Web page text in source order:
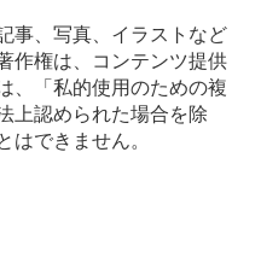
事、写真、イラストなど
作権は、コンテンツ提供
、「私的使用のための複
上認められた場合を除
はできません。